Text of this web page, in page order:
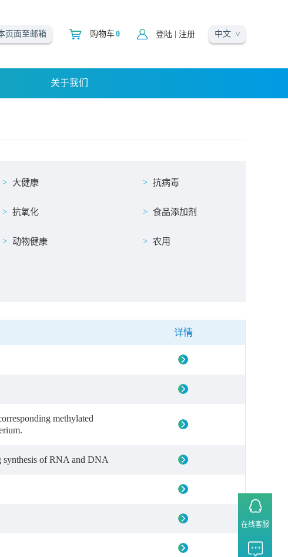
中文
页面至邮箱 购物车0 登陆| 注册
关于我们
大健康 抗病毒
抗氧化 食品添加剂
动物健康 农用
详情
methylated
of RNA and DNA
在线客服